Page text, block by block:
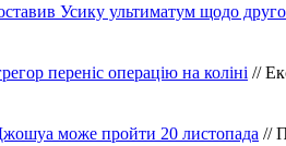
Усику ультиматум щодо
переніс операцію на коліні //
може пройти 20 листопада //